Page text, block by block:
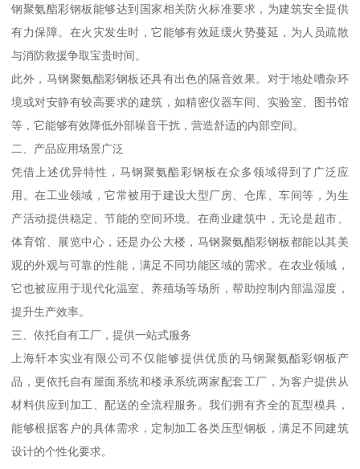
钢聚氨酯彩钢板能够达到国家相关防火标准要求，为建筑安全提供
有力保障。在火灾发生时，它能够有效延缓火势蔓延，为人员疏散
与消防救援争取宝贵时间。
此外，马钢聚氨酯彩钢板还具有出色的隔音效果。对于地处嘈杂环
境或对安静有较高要求的建筑，如精密仪器车间、实验室、图书馆
等，它能够有效降低外部噪音干扰，营造舒适的内部空间。
二、产品应用场景广泛
凭借上述优异特性，马钢聚氨酯彩钢板在众多领域得到了广泛应
用。在工业领域，它常被用于建设大型厂房、仓库、车间等，为生
产活动提供稳定、节能的空间环境。在商业建筑中，无论是超市、
体育馆、展览中心，还是办公大楼，马钢聚氨酯彩钢板都能以其美
观的外观与可靠的性能，满足不同功能区域的需求。在农业领域，
它也被应用于现代化温室、养殖场等场所，帮助控制内部温湿度，
提升生产效率。
三、依托自有工厂，提供一站式服务
上海轩本实业有限公司不仅能够提供优质的马钢聚氨酯彩钢板产
品，更依托自有屋面系统和楼承系统两家配套工厂，为客户提供从
材料供应到加工、配送的全流程服务。我们拥有齐全的瓦型模具，
能够根据客户的具体需求，定制加工各类压型钢板，满足不同建筑
设计的个性化要求。